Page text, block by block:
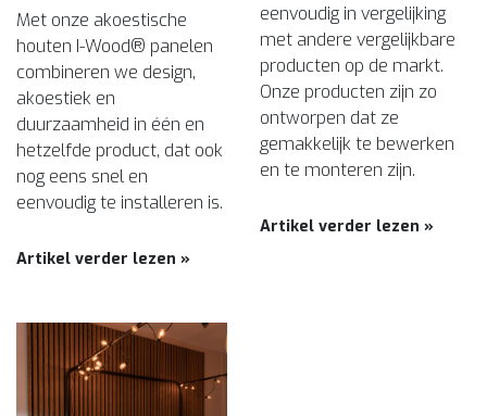
Met onze akoestische
houten I-Wood® panelen
combineren we design,
akoestiek en
duurzaamheid in één en
hetzelfde product, dat ook
nog eens snel en
eenvoudig te installeren is.
Artikel verder lezen »
eenvoudig in vergelijking
met andere vergelijkbare
producten op de markt.
Onze producten zijn zo
ontworpen dat ze
gemakkelijk te bewerken
en te monteren zijn.
Artikel verder lezen »